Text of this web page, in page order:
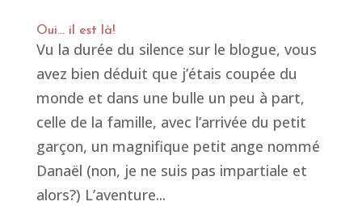
Oui… il est là!
Vu la durée du silence sur le blogue, vous
avez bien déduit que j’étais coupée du
monde et dans une bulle un peu à part,
celle de la famille, avec l’arrivée du petit
garçon, un magnifique petit ange nommé
Danaël (non, je ne suis pas impartiale et
alors?) L’aventure...